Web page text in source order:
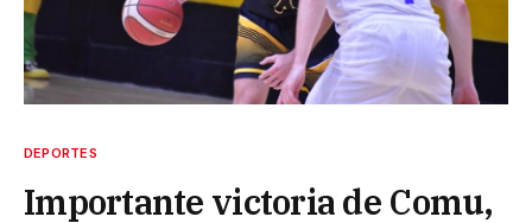
DEPORTES
Importante victoria de Comu,